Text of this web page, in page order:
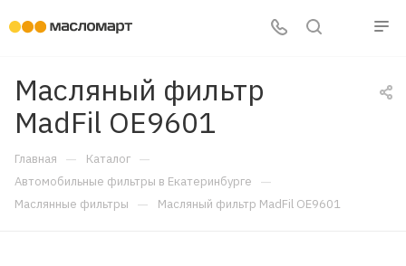
Масляный фильтр
MadFil OE9601
Главная — Каталог —
Автомобильные фильтры в Екатеринбурге —
Маслянные фильтры — Масляный фильтр MadFil OE9601